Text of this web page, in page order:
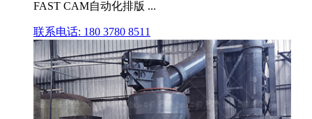
FAST CAM自动化排版 ...
联系电话: 180 3780 8511